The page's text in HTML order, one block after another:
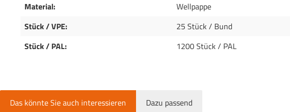
Material:
Wellpappe
Stück / VPE:
25 Stück / Bund
Stück / PAL:
1200 Stück / PAL
Das könnte Sie auch interessieren Dazu passend